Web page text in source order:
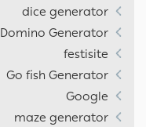
dice generator
Domino Generator
festisite
Go fish Generator
Google
maze generator